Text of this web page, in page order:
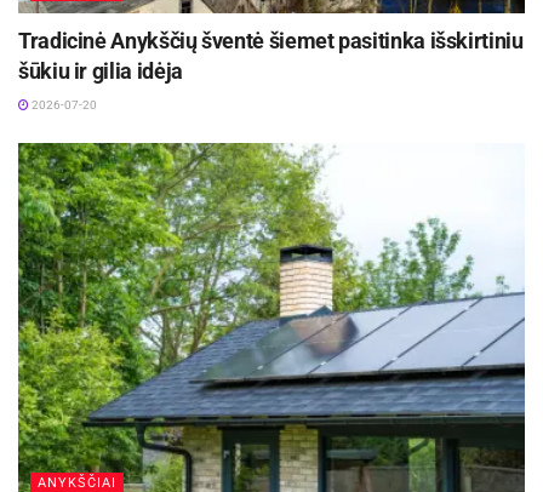
Tradicinė Anykščių šventė šiemet pasitinka išskirtiniu
šūkiu ir gilia idėja
2026-07-20
ANYKŠČIAI